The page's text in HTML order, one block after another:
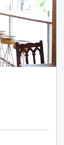
関す
案内の
ガジ
ーケ